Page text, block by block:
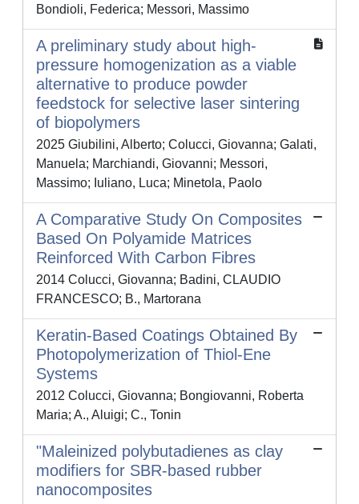
Bondioli, Federica; Messori, Massimo
A preliminary study about high-
pressure homogenization as a viable
alternative to produce powder
feedstock for selective laser sintering
of biopolymers
2025 Giubilini, Alberto; Colucci, Giovanna; Galati,
Manuela; Marchiandi, Giovanni; Messori,
Massimo; Iuliano, Luca; Minetola, Paolo
A Comparative Study On Composites
Based On Polyamide Matrices
Reinforced With Carbon Fibres
2014 Colucci, Giovanna; Badini, CLAUDIO
FRANCESCO; B., Martorana
Keratin-Based Coatings Obtained By
Photopolymerization of Thiol-Ene
Systems
2012 Colucci, Giovanna; Bongiovanni, Roberta
Maria; A., Aluigi; C., Tonin
"Maleinized polybutadienes as clay
modifiers for SBR-based rubber
nanocomposites